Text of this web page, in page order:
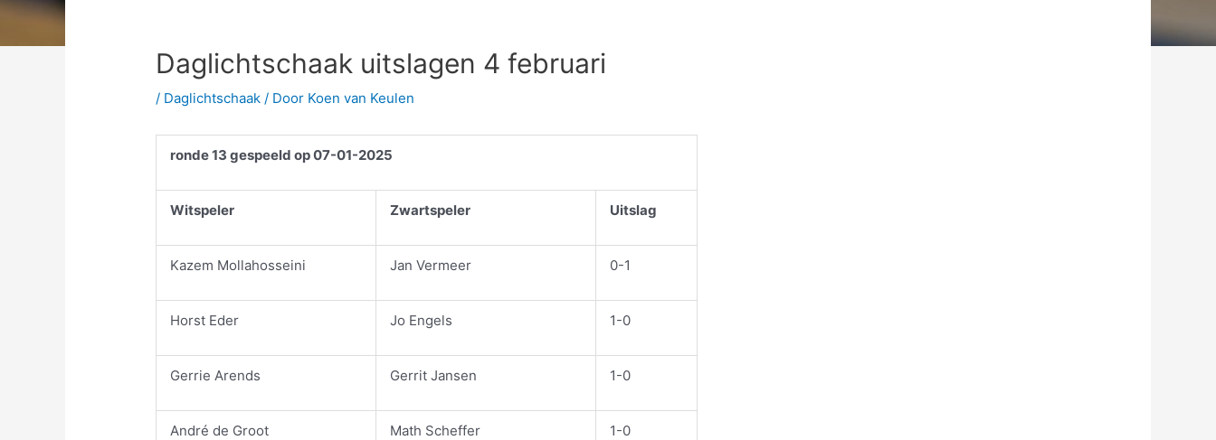
Daglichtschaak uitslagen 4 februari
/ Daglichtschaak / Door Koen van Keulen
ronde 13 gespeeld op 07-01-2025
Witspeler Zwartspeler Uitslag
Kazem Mollahosseini Jan Vermeer 0-1
Horst Eder Jo Engels 1-0
Gerrie Arends Gerrit Jansen 1-0
André de Groot Math Scheffer 1-0